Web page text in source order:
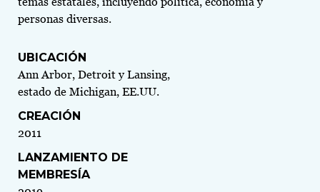
personas diversas.
UBICACIÓN
Ann Arbor, Detroit y Lansing,
estado de Michigan, EE.UU.
CREACIÓN
2011
LANZAMIENTO DE
MEMBRESÍA